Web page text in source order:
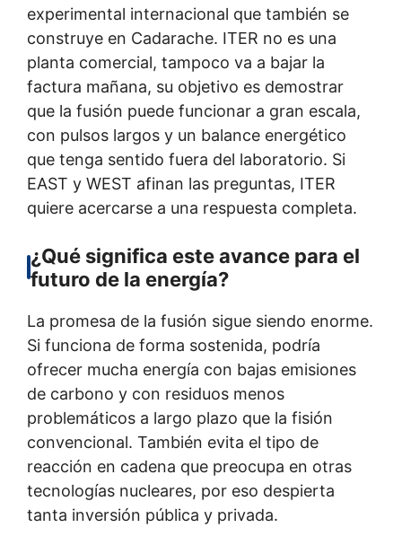
experimental internacional que también se
construye en Cadarache. ITER no es una
planta comercial, tampoco va a bajar la
factura mañana, su objetivo es demostrar
que la fusión puede funcionar a gran escala,
con pulsos largos y un balance energético
que tenga sentido fuera del laboratorio. Si
EAST y WEST afinan las preguntas, ITER
quiere acercarse a una respuesta completa.
¿Qué significa este avance para el
futuro de la energía?
La promesa de la fusión sigue siendo enorme.
Si funciona de forma sostenida, podría
ofrecer mucha energía con bajas emisiones
de carbono y con residuos menos
problemáticos a largo plazo que la fisión
convencional. También evita el tipo de
reacción en cadena que preocupa en otras
tecnologías nucleares, por eso despierta
tanta inversión pública y privada.